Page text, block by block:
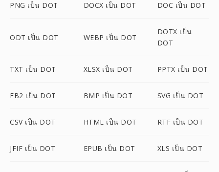
PNG เป็น DOT DOCX เป็น DOT DOC เป็น DOT
ODT เป็น DOT WEBP เป็น DOT
DOTX เป็น
DOT
TXT เป็น DOT XLSX เป็น DOT PPTX เป็น DOT
FB2 เป็น DOT BMP เป็น DOT SVG เป็น DOT
CSV เป็น DOT HTML เป็น DOT RTF เป็น DOT
JFIF เป็น DOT EPUB เป็น DOT XLS เป็น DOT